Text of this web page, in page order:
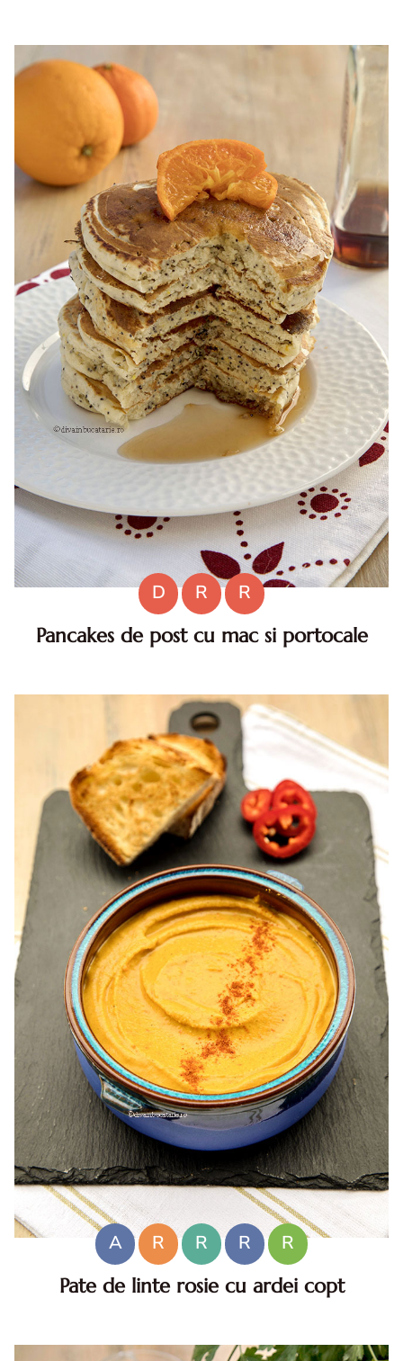
marinate cu ansoa reteta
D R
R
Pancakes de post cu mac si portocale
mac
A R R R
R
Pate de linte rosie cu ardei copt